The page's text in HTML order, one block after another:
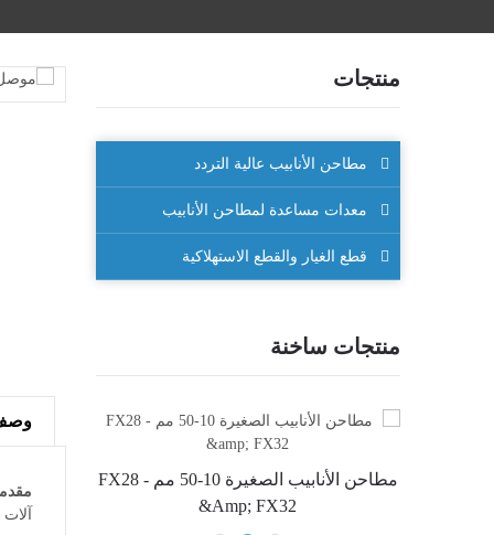
منتجات
مطاحن الأنابيب عالية التردد
معدات مساعدة لمطاحن الأنابيب
قطع الغيار والقطع الاستهلاكية
منتجات ساخنة
مطاحن الأنابيب الصغيرة 10-50 مم - FX28
&amp; FX32